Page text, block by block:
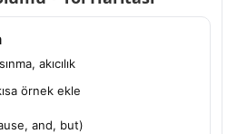
akıcılık
örnek ekle
and, but)